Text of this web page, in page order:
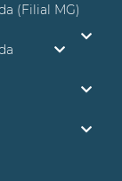
(Filial MG)